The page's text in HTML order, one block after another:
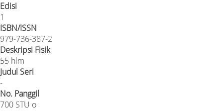
Edisi
1
ISBN/ISSN
979-736-387-2
Deskripsi Fisik
55 hlm
Judul Seri
-
No. Panggil
700 STU o